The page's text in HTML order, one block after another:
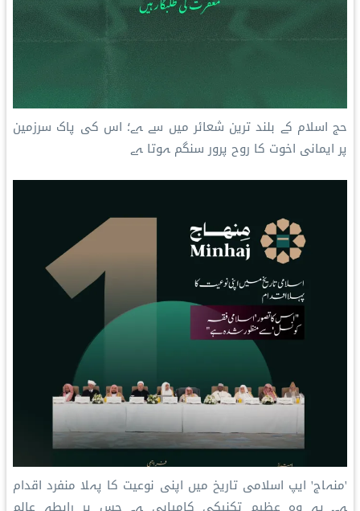
‫حج اسلام کے بلند ترین شعائر میں سے ہے؛ اس کی پاک سرزمین
پر ایمانی اخوت کا روح پرور سنگم ہوتا ہے
'منہاج' ایپ اسلامی تاریخ میں اپنی نوعیت کا پہلا منفرد اقدام